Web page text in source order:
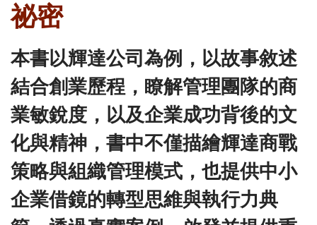
祕密
本書以輝達公司為例，以故事敘述
結合創業歷程，瞭解管理團隊的商
業敏銳度，以及企業成功背後的文
化與精神，書中不僅描繪輝達商戰
策略與組織管理模式，也提供中小
企業借鏡的轉型思維與執行力典